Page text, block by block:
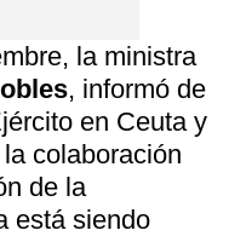
la ministra
, informó de
en Ceuta y
colaboración
de la
está siendo